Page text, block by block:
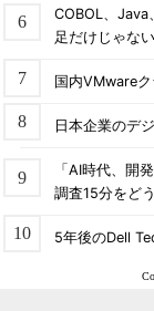
COBOL、
足だけじゃない
国内VMware
日本企業のデ
「AI時代、開
調査15分をど
5年後のDell